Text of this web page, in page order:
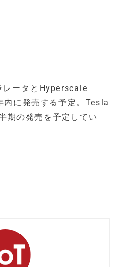
ータとHyperscale
に発売する予定。Tesla
期の発売を予定してい